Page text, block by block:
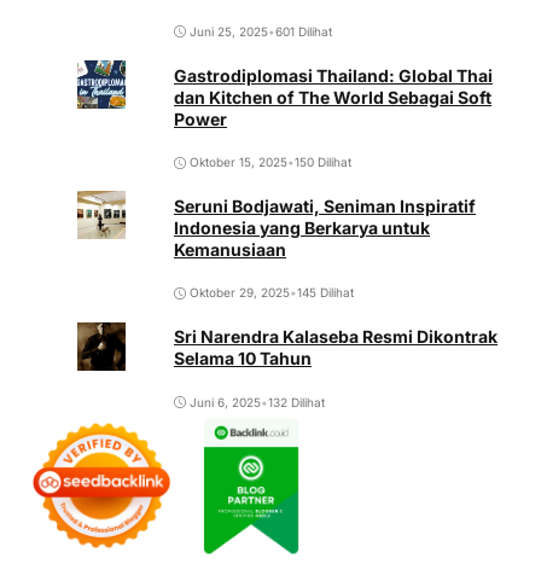
Juni 25, 2025•601 Dilihat
Gastrodiplomasi Thailand: Global Thai
dan Kitchen of The World Sebagai Soft
Power
Oktober 15, 2025•150 Dilihat
Seruni Bodjawati, Seniman Inspiratif
Indonesia yang Berkarya untuk
Kemanusiaan
Oktober 29, 2025•145 Dilihat
Sri Narendra Kalaseba Resmi Dikontrak
Selama 10 Tahun
Juni 6, 2025•132 Dilihat